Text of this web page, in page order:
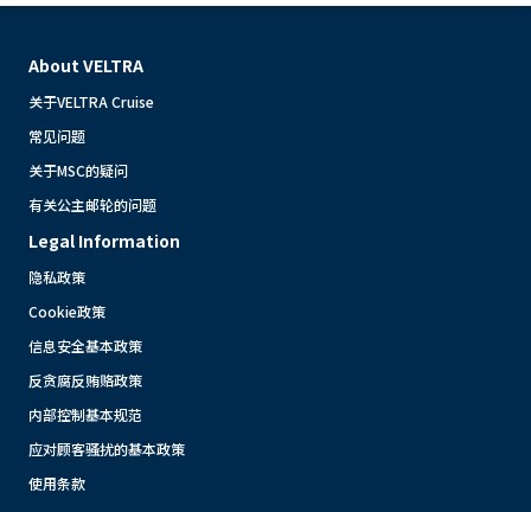
About VELTRA
关于VELTRA Cruise
常见问题
关于MSC的疑问
有关公主邮轮的问题
Legal Information
隐私政策
Cookie政策
信息安全基本政策
反贪腐反贿赂政策
内部控制基本规范
应对顾客骚扰的基本政策
使用条款